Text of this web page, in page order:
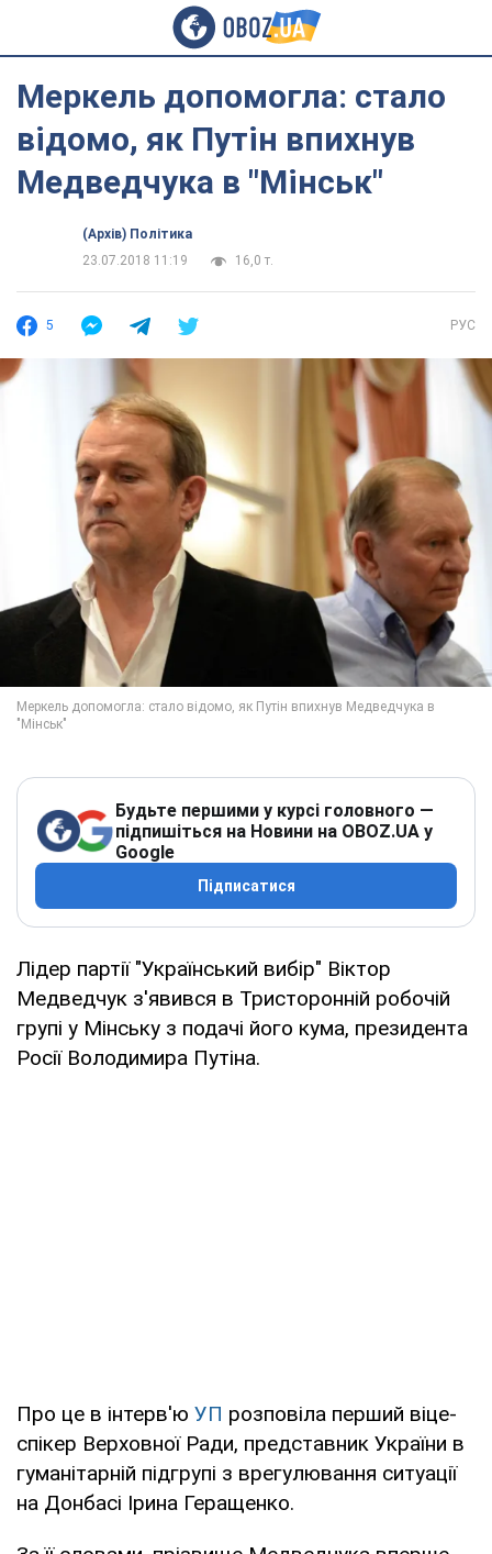
Меркель допомогла: стало
відомо, як Путін впихнув
Медведчука в "Мінськ"
(Архів) Політика
23.07.2018 11:19
16,0 т.
5 РУС
Будьте першими у курсі головного —
підпишіться на Новини на OBOZ.UA у
Google
Підписатися
Лідер партії "Український вибір" Віктор
Медведчук з'явився в Тристоронній робочій
групі у Мінську з подачі його кума, президента
Росії Володимира Путіна.
Про це в інтерв'ю УП розповіла перший віце-
спікер Верховної Ради, представник України в
гуманітарній підгрупі з врегулювання ситуації
на Донбасі Ірина Геращенко.